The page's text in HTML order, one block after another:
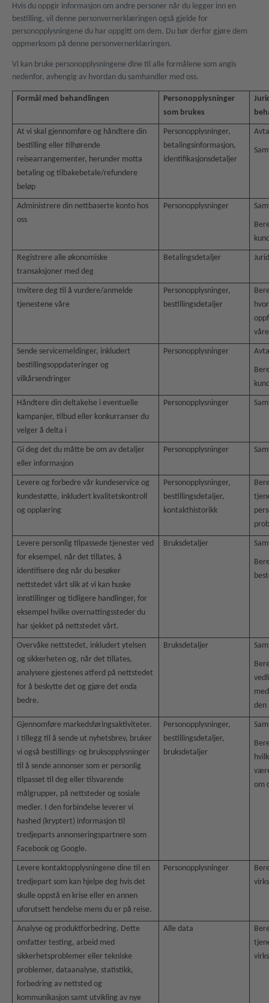
Hvis du oppgir informasjon om andre personer når du legger inn en
bestilling, vil denne personvernerklæringen også gjelde for
personopplysningene du har oppgitt om dem. Du bør derfor gjøre dem
oppmerksom på denne personvernerklæringen.
Vi kan bruke personopplysningene dine til alle formålene som angis
nedenfor, avhengig av hvordan du samhandler med oss.
Formål med behandlingen
Personopplysninger
som brukes
At vi skal gjennomføre og håndtere din
bestilling eller tilhørende
reisearrangementer, herunder motta
betaling og tilbakebetale/refundere
beløp
Personopplysninger,
betalingsinformasjon,
identifikasjonsdetaljer
Administrere din nettbaserte konto hos
oss
Personopplysninger
Registrere alle økonomiske
transaksjoner med deg
Betalingsdetaljer
Invitere deg til å vurdere/anmelde
tjenestene våre
Personopplysninger,
bestillingsdetaljer
våre
Sende servicemeldinger, inkludert
bestillingsoppdateringer og
vilkårsendringer
Personopplysninger
Håndtere din deltakelse i eventuelle
kampanjer, tilbud eller konkurranser du
velger å delta i
Personopplysninger
Gi deg det du måtte be om av detaljer
eller informasjon
Personopplysninger
Levere og forbedre vår kundeservice og
kundestøtte, inkludert kvalitetskontroll
og opplæring
Personopplysninger,
bestillingsdetaljer,
kontakthistorikk
Levere personlig tilpassede tjenester ved
for eksempel, når det tillates, å
identifisere deg når du besøker
nettstedet vårt slik at vi kan huske
innstillinger og tidligere handlinger, for
eksempel hvilke overnattingssteder du
har sjekket på nettstedet vårt.
Bruksdetaljer
Overvåke nettstedet, inkludert ytelsen
og sikkerheten og, når det tillates,
analysere gjestenes atferd på nettstedet
for å beskytte det og gjøre det enda
bedre.
Bruksdetaljer
den
Gjennomføre markedsføringsaktiviteter.
I tillegg til å sende ut nyhetsbrev, bruker
vi også bestillings- og bruksopplysninger
til å sende annonser som er personlig
tilpasset til deg eller tilsvarende
målgrupper, på nettsteder og sosiale
medier. I den forbindelse leverer vi
hashed (kryptert) informasjon til
tredjeparts annonseringspartnere som
Facebook og Google.
Personopplysninger,
bestillingsdetaljer,
bruksdetaljer
om
Levere kontaktopplysningene dine til en
tredjepart som kan hjelpe deg hvis det
skulle oppstå en krise eller en annen
uforutsett hendelse mens du er på reise.
Personopplysninger
Analyse og produktforbedring. Dette
omfatter testing, arbeid med
sikkerhetsproblemer eller tekniske
problemer, dataanalyse, statistikk,
forbedring av nettsted og
kommunikasjon samt utvikling av nye
Alle data